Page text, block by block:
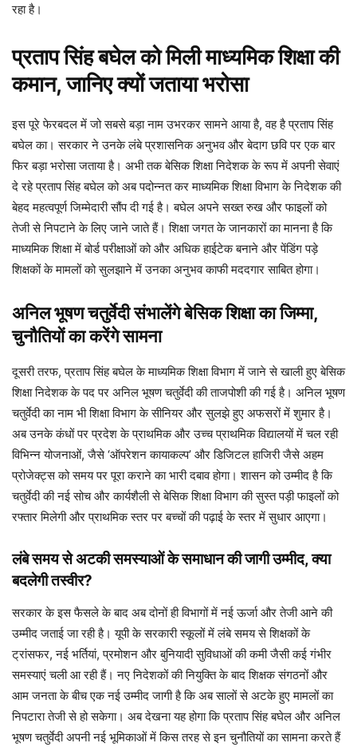
रहा है।
प्रताप सिंह बघेल को मिली माध्यमिक शिक्षा की
कमान, जानिए क्यों जताया भरोसा
इस पूरे फेरबदल में जो सबसे बड़ा नाम उभरकर सामने आया है, वह है प्रताप सिंह
बघेल का। सरकार ने उनके लंबे प्रशासनिक अनुभव और बेदाग छवि पर एक बार
फिर बड़ा भरोसा जताया है। अभी तक बेसिक शिक्षा निदेशक के रूप में अपनी सेवाएं
दे रहे प्रताप सिंह बघेल को अब पदोन्नत कर माध्यमिक शिक्षा विभाग के निदेशक की
बेहद महत्वपूर्ण जिम्मेदारी सौंप दी गई है। बघेल अपने सख्त रुख और फाइलों को
तेजी से निपटाने के लिए जाने जाते हैं। शिक्षा जगत के जानकारों का मानना है कि
माध्यमिक शिक्षा में बोर्ड परीक्षाओं को और अधिक हाईटेक बनाने और पेंडिंग पड़े
शिक्षकों के मामलों को सुलझाने में उनका अनुभव काफी मददगार साबित होगा।
अनिल भूषण चतुर्वेदी संभालेंगे बेसिक शिक्षा का जिम्मा,
चुनौतियों का करेंगे सामना
दूसरी तरफ, प्रताप सिंह बघेल के माध्यमिक शिक्षा विभाग में जाने से खाली हुए बेसिक
शिक्षा निदेशक के पद पर अनिल भूषण चतुर्वेदी की ताजपोशी की गई है। अनिल भूषण
चतुर्वेदी का नाम भी शिक्षा विभाग के सीनियर और सुलझे हुए अफसरों में शुमार है।
अब उनके कंधों पर प्रदेश के प्राथमिक और उच्च प्राथमिक विद्यालयों में चल रही
विभिन्न योजनाओं, जैसे ‘ऑपरेशन कायाकल्प’ और डिजिटल हाजिरी जैसे अहम
प्रोजेक्ट्स को समय पर पूरा कराने का भारी दबाव होगा। शासन को उम्मीद है कि
चतुर्वेदी की नई सोच और कार्यशैली से बेसिक शिक्षा विभाग की सुस्त पड़ी फाइलों को
रफ्तार मिलेगी और प्राथमिक स्तर पर बच्चों की पढ़ाई के स्तर में सुधार आएगा।
लंबे समय से अटकी समस्याओं के समाधान की जागी उम्मीद, क्या
बदलेगी तस्वीर?
सरकार के इस फैसले के बाद अब दोनों ही विभागों में नई ऊर्जा और तेजी आने की
उम्मीद जताई जा रही है। यूपी के सरकारी स्कूलों में लंबे समय से शिक्षकों के
ट्रांसफर, नई भर्तियां, प्रमोशन और बुनियादी सुविधाओं की कमी जैसी कई गंभीर
समस्याएं चली आ रही हैं। नए निदेशकों की नियुक्ति के बाद शिक्षक संगठनों और
आम जनता के बीच एक नई उम्मीद जागी है कि अब सालों से अटके हुए मामलों का
निपटारा तेजी से हो सकेगा। अब देखना यह होगा कि प्रताप सिंह बघेल और अनिल
भूषण चतुर्वेदी अपनी नई भूमिकाओं में किस तरह से इन चुनौतियों का सामना करते हैं